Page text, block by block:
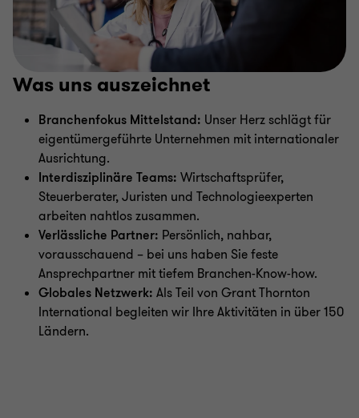
Was uns auszeichnet
Branchenfokus Mittelstand: Unser Herz schlägt für
eigentümergeführte Unternehmen mit internationaler
Ausrichtung.
Interdisziplinäre Teams: Wirtschaftsprüfer,
Steuerberater, Juristen und Technologieexperten
arbeiten nahtlos zusammen.
Verlässliche Partner: Persönlich, nahbar,
vorausschauend – bei uns haben Sie feste
Ansprechpartner mit tiefem Branchen-Know-how.
Globales Netzwerk: Als Teil von Grant Thornton
International begleiten wir Ihre Aktivitäten in über 150
Ländern.